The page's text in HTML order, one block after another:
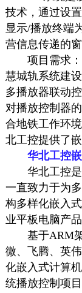
技术，通过设
显示/播放终端
营信息传递的窗
项目需求
慧城轨系统建
多播放器联动
对播放控制器
合地铁工作环
北工控提供了
华北工控
华北工控
一直致力于为
构多样化嵌入
业平板电脑产
基于ARM
微、飞腾、英
化嵌入式计算
统播放控制项